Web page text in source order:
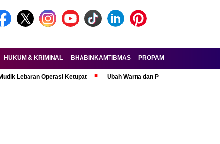
HUKUM & KRIMINAL BHABINKAMTIBMAS PROPAM
Operasi Ketupat Ubah Warna dan Pasang Pelat Palsu, Pelaku